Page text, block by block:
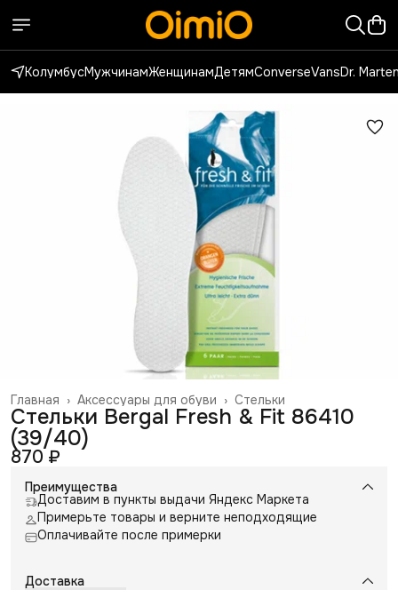
КолумбусМужчинамЖенщинамДетямConverseVansDr.
Стельки
Аксессуары для обуви ›
Главная ›
Стельки Bergal Fresh & Fit 86410
(39/40)
870 ₽
Преимущества
Доставим в пункты выдачи Яндекс Маркета
Примерьте товары и верните неподходящие
Оплачивайте после примерки
Доставка